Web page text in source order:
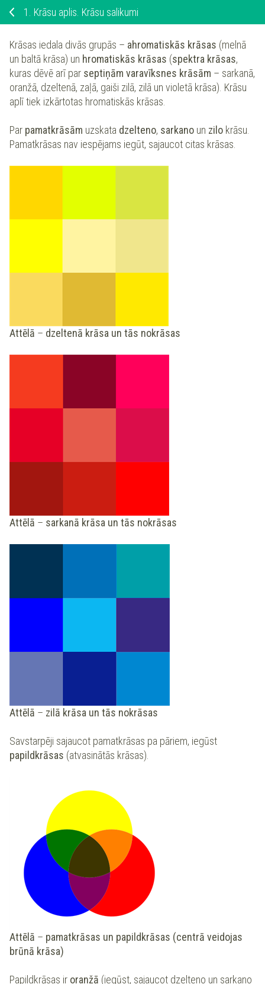
1. Krāsu aplis. Krāsu salikumi
Krāsas iedala divās grupās – ahromatiskās krāsas (melnā
un baltā krāsa) un hromatiskās krāsas (spektra krāsas,
kuras dēvē arī par septiņām varavīksnes krāsām – sarkanā,
oranžā, dzeltenā, zaļā, gaiši zilā, zilā un violetā krāsa). Krāsu
aplī tiek izkārtotas hromatiskās krāsas.
Par pamatkrāsām uzskata dzelteno, sarkano un zilo krāsu.
Pamatkrāsas nav iespējams iegūt, sajaucot citas krāsas.
Attēlā – dzeltenā krāsa un tās nokrāsas
Attēlā – sarkanā krāsa un tās nokrāsas
Attēlā – zilā krāsa un tās nokrāsas
Savstarpēji sajaucot pamatkrāsas pa pāriem, iegūst
papildkrāsas (atvasinātās krāsas).
Attēlā – pamatkrāsas un papildkrāsas (centrā veidojas
brūnā krāsa)
Papildkrāsas ir oranžā (iegūst, sajaucot dzelteno un sarkano